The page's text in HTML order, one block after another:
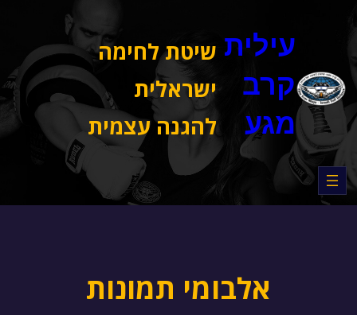
עילית
קרב
מגע
שיטת לחימה
ישראלית
להגנה עצמית
אלבומי תמונות